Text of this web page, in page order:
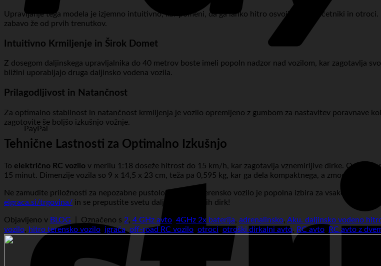
PayPal
Upravljanje tega modela je izjemno intuitivno, kar pomeni, da ga lahko hitro osvojijo tudi začetniki in
zabavo že od prvih trenutkov.
Intuitivno Krmiljenje in Širok Domet
Z dosegom daljinskega upravljalnika do 40 metrov boste imeli popoln nadzor nad vozilom, kar zagotavlja
bližini uporabljajo druga daljinsko vodena vozila.
Prilagodljivost in Natančnost
Za optimalno stabilnost in natančnost krmiljenja je vozilo opremljeno z gumbom za nastavitev poravnave
zagotovite še boljšo izkušnjo vožnje.
Tehnične Lastnosti za Optimalno Izkušnjo
To električno RC vozilo v merilu 1:18 doseže hitrost do 15 km/h, kar zagotavlja vznemirljive dirke.
15 minut. Dimenzije vozila so 9 x 14,5 x 23 cm, teža pa 0,595 kg, kar ga dela kompaktnega, a zmogljivega.
Ne zamudite priložnosti za nepozabne pustolovščine. To terensko vozilo je popolna izbira za vsakega
eigraca.si/trgovina/ in se prepustite svetu daljinsko vodenih dirk!
Objavljeno v BLOG Označeno s 2, 4 GHz avto 4GHz 2x baterija, adrenalinsko, Aku. daljinsko vodeno
vozilo, hitro terensko vozilo igrača, off-road RC vozilo otroci otroški dirkalni avto, RC avto RC avto z